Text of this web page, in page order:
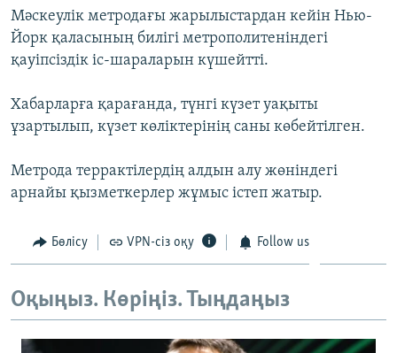
Skip
to
Search
ӘЛЕУМЕТ
ӘЛЕМ
Русский
ЖАЗЫЛЫҢЫЗ
Мәскеулік метродағы жарылыстардан кейін Нью-
Йорк қаласының билігі метрополитеніндегі
қауіпсіздік іс-шараларын күшейтті.
Хабарларға қарағанда, түнгі күзет уақыты
ұзартылып, күзет көліктерінің саны көбейтілген.
Метрода террактілердің алдын алу жөніндегі
арнайы қызметкерлер жұмыс істеп жатыр.
Бөлісу VPN-сіз оқу Follow us
Оқыңыз. Көріңіз. Тыңдаңыз